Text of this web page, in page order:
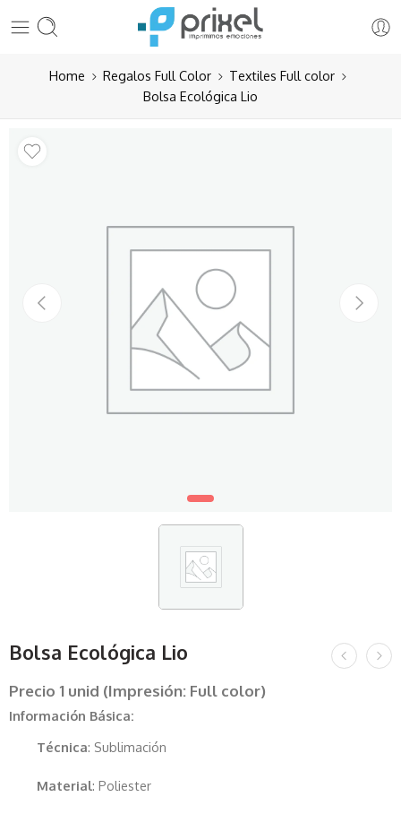
Home Regalos Full Color
Textiles Full color
Bolsa Ecológica Lio
Bolsa Ecológica Lio
Precio 1 unid (Impresión: Full color)
Información Básica:
Técnica: Sublimación
Material: Poliester